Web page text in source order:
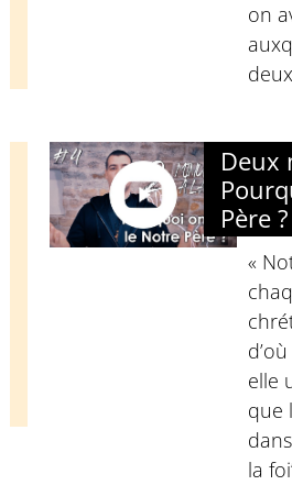
on
Deux
Père ?
«
elle
que
la